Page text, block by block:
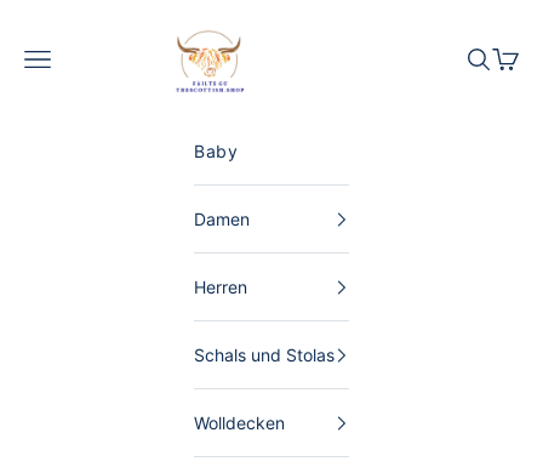
The Scottish Shop Deutschland
Menü Suchen
Baby
Damen
Herren
Schals und Stolas
Wolldecken